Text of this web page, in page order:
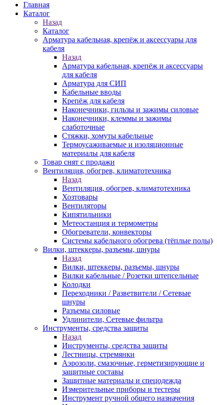
Главная
Каталог
Назад
Каталог
Арматура кабельная, крепёж и аксессуары для
кабеля
Назад
Арматура кабельная, крепёж и аксессуары
для кабеля
Арматура для СИП
Кабельные вводы
Крепёж для кабеля
Наконечники, гильзы и зажимы силовые
Наконечники, клеммы и зажимы
слаботочные
Стяжки, хомуты кабельные
Термоусаживаемые и изоляционные
материалы для кабеля
Товар снят с продажи
Вентиляция, обогрев, климатотехника
Назад
Вентиляция, обогрев, климатотехника
Хозтовары
Вентиляторы
Кипятильники
Метеостанция и термометры
Обогреватели, конвекторы
Системы кабельного обогрева (тёплые полы)
Вилки, штеккеры, разъемы, шнуры
Назад
Вилки, штеккеры, разъемы, шнуры
Вилки кабельные / Розетки штепсельные
Колодки
Переходники / Разветвители / Сетевые
шнуры
Разъемы силовые
Удлинители, Сетевые фильтра
Инструменты, средства защиты
Назад
Инструменты, средства защиты
Лестницы, стремянки
Аэрозоли, смазочные, герметизирующие и
защитные составы
Защитные материалы и спецодежда
Измерительные приборы и тестеры
Инструмент ручной общего назначения